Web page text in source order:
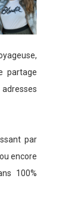
partage
par
encore
100%